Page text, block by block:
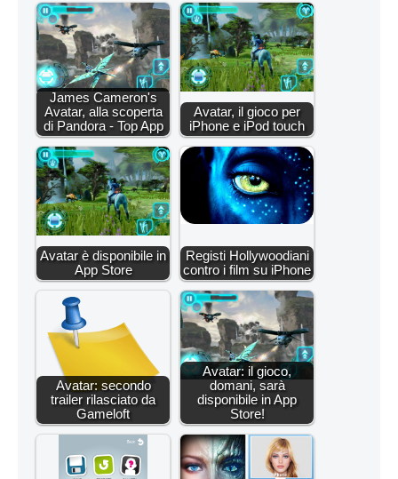
James Cameron's
Avatar, alla scoperta
di Pandora - Top App
Avatar, il gioco per
iPhone e iPod touch
Avatar è disponibile in
App Store
Registi Hollywoodiani
contro i film su iPhone
Avatar: secondo
trailer rilasciato da
Gameloft
Avatar: il gioco,
domani, sarà
disponibile in App
Store!